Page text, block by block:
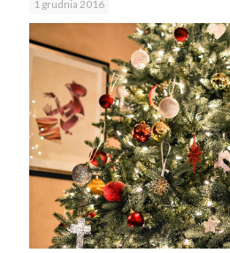
1 grudnia 2016